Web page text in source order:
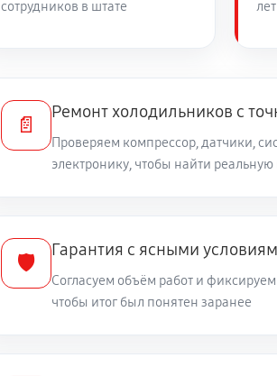
сотрудников в штате
📄
Ремонт холодильников с
Проверяем компрессор, датчики,
электронику, чтобы найти
🛡️
Гарантия с ясными
Согласуем объём работ и
чтобы итог был понятен заранее